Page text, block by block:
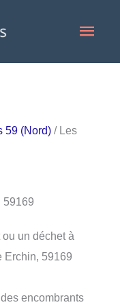
59 (Nord) / Les
59169
un déchet à
Erchin, 59169
encombrants